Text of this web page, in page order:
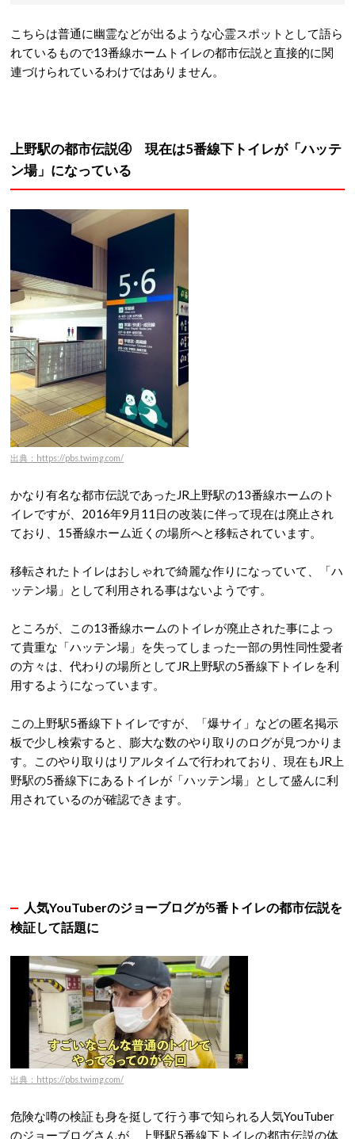
こちらは普通に幽霊などが出るような心霊スポットとして語ら
れているもので13番線ホームトイレの都市伝説と直接的に関
連づけられているわけではありません。
上野駅の都市伝説④ 現在は5番線下トイレが「ハッテ
ン場」になっている
出典：https://pbs.twimg.com/
かなり有名な都市伝説であったJR上野駅の13番線ホームのト
イレですが、2016年9月11日の改装に伴って現在は廃止され
ており、15番線ホーム近くの場所へと移転されています。
移転されたトイレはおしゃれで綺麗な作りになっていて、「ハ
ッテン場」として利用される事はないようです。
ところが、この13番線ホームのトイレが廃止された事によっ
て貴重な「ハッテン場」を失ってしまった一部の男性同性愛者
の方々は、代わりの場所としてJR上野駅の5番線下トイレを利
用するようになっています。
この上野駅5番線下トイレですが、「爆サイ」などの匿名掲示
板で少し検索すると、膨大な数のやり取りのログが見つかりま
す。このやり取りはリアルタイムで行われており、現在もJR上
野駅の5番線下にあるトイレが「ハッテン場」として盛んに利
用されているのが確認できます。
人気YouTuberのジョーブログが5番トイレの都市伝説を
検証して話題に
出典：https://pbs.twimg.com/
危険な噂の検証も身を挺して行う事で知られる人気YouTuber
のジョーブログさんが、上野駅5番線下トイレの都市伝説の体